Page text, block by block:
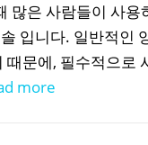
많은 사람들이 사용
입니다. 일반적인
때문에, 필수적으로
more